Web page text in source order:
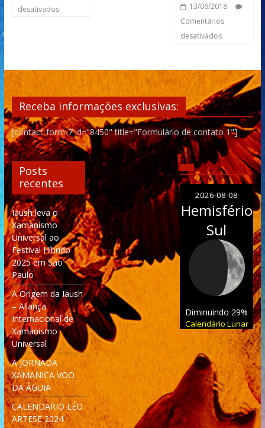
desativados
13/06/2018
Comentários
desativados
Receba informações exclusivas:
[contact-form-7 id="8450" title="Formulário de contato 1"]
Posts
recentes
Iaush leva o
Xamanismo
Universal ao
Festival Híbrido
2025 em São
Paulo
A Origem da Iaush
– Aliança
Internacional de
Xamanismo
Universal
A JORNADA
XAMANICA VOO
DA ÁGUIA
CALENDARIO LÉO
ARTESE 2024
2026-08-08
Hemisfério
Sul
Diminuindo 29%
Calendário Lunar